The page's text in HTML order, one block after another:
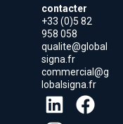
contacter
+33 (0)5 82
958 058
qualite@global
signa.fr
commercial@g
lobalsigna.fr